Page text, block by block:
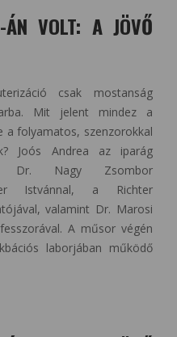
VOLT: A JÖVŐ
csak mostanság
Mit jelent mindez a
a folyamatos, szenzorokkal
Joós Andrea az iparág
Dr. Nagy Zsombor
Istvánnal, a Richter
valamint Dr. Marosi
A műsor végén
laborjában működő